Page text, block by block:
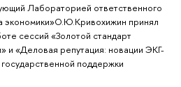
Лабораторией ответственного
экономики»О.Ю.Кривохижин принял
сессий «Золотой стандарт
и «Деловая репутация: новации ЭКГ-
поддержки